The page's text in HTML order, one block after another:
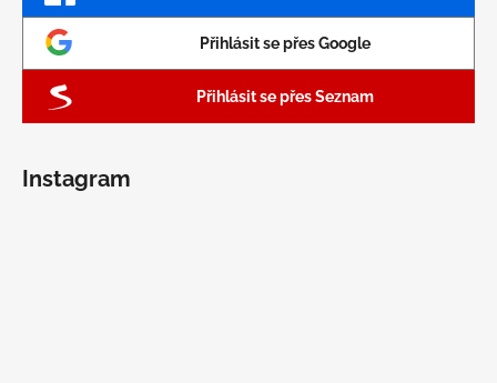
Přihlásit se přes Google
Přihlásit se přes Seznam
Instagram